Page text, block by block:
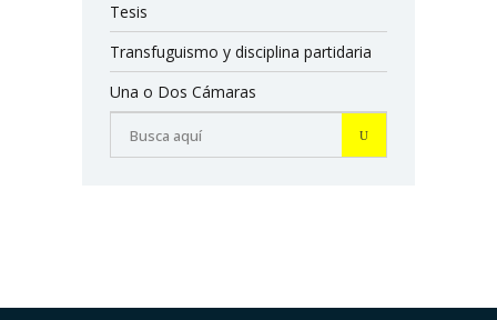
Tesis
Transfuguismo y disciplina partidaria
Una o Dos Cámaras